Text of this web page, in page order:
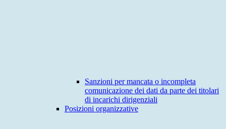
Sanzioni per mancata o incompleta
comunicazione dei dati da parte dei titolari
di incarichi dirigenziali
Posizioni organizzative